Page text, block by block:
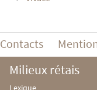
Contacts
Milieux rétais
Lexique